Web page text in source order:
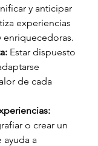
y anticipar
experiencias
enriquecedoras.
Estar dispuesto
de cada
o crear un
a